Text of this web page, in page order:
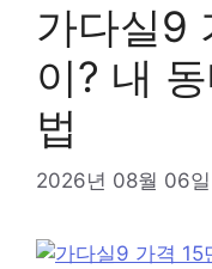
가다실9
이? 내
법
2026년 08월 06일